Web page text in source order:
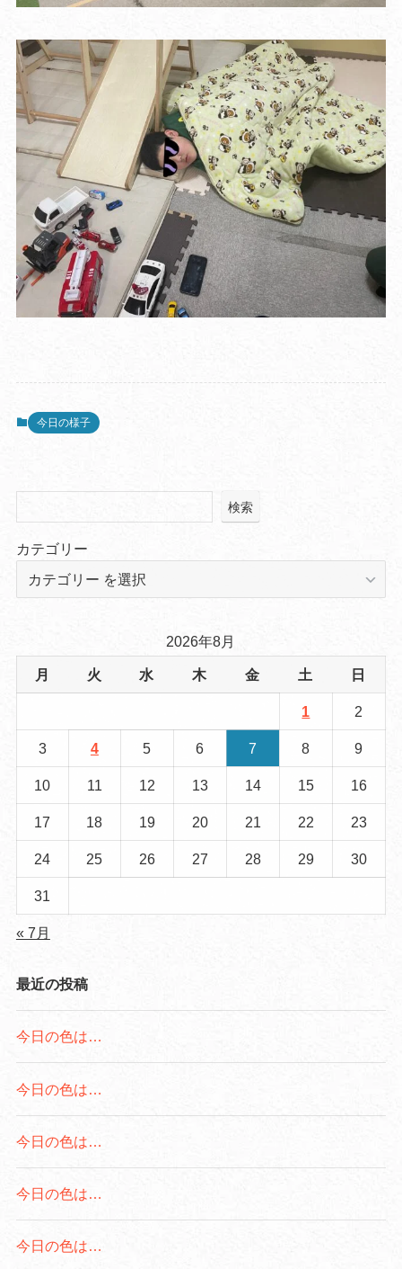
今日の様子
検索
カテゴリー
2026年8月
月 火 水 木 金 土 日
1 2
3 4 5 6 7 8 9
10 11 12 13 14 15 16
17 18 19 20 21 22 23
24 25 26 27 28 29 30
31
« 7月
最近の投稿
今日の色は…
今日の色は…
今日の色は…
今日の色は…
今日の色は…